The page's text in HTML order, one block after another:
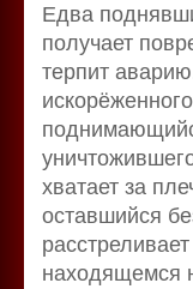
Едва
получает
терпит
хватает за
оставшийся
находящемся